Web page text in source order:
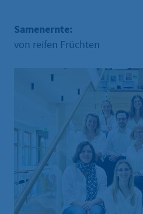
Samenernte:
von reifen Früchten